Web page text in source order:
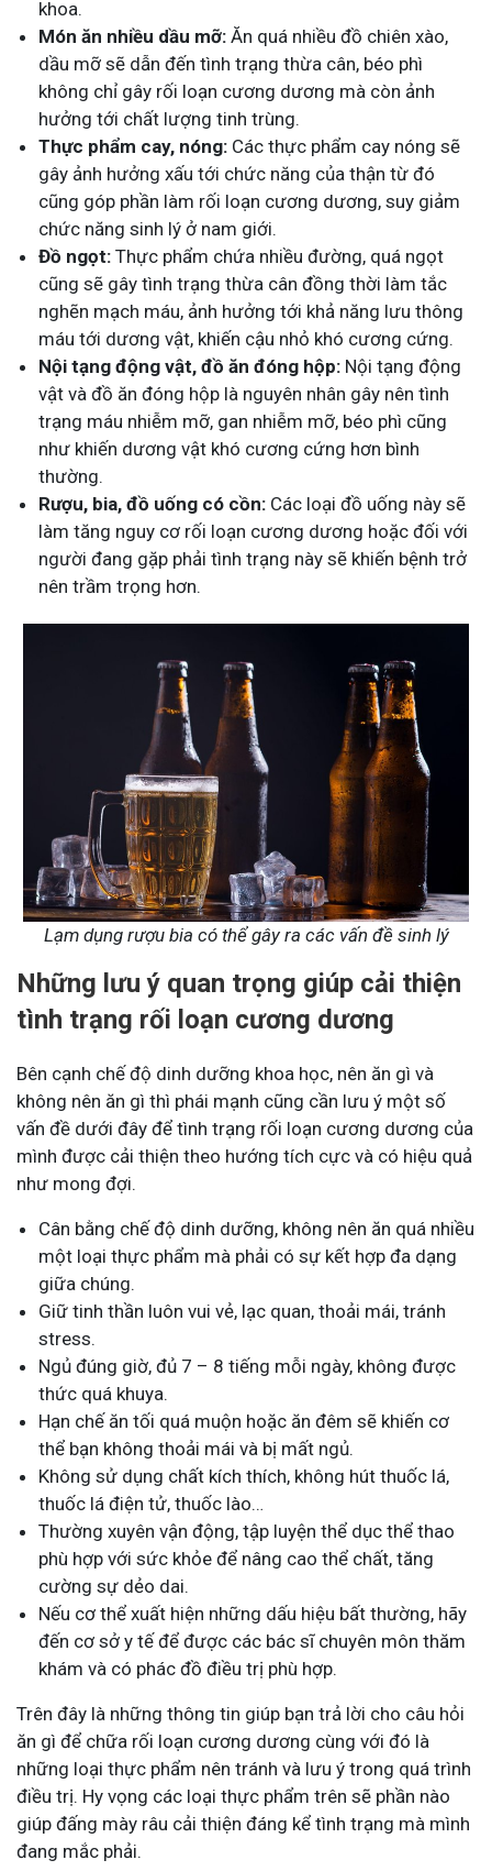
khoa.
Món ăn nhiều dầu mỡ: Ăn quá nhiều đồ chiên xào,
dầu mỡ sẽ dẫn đến tình trạng thừa cân, béo phì
không chỉ gây rối loạn cương dương mà còn ảnh
hưởng tới chất lượng tinh trùng.
Thực phẩm cay, nóng: Các thực phẩm cay nóng sẽ
gây ảnh hưởng xấu tới chức năng của thận từ đó
cũng góp phần làm rối loạn cương dương, suy giảm
chức năng sinh lý ở nam giới.
Đồ ngọt: Thực phẩm chứa nhiều đường, quá ngọt
cũng sẽ gây tình trạng thừa cân đồng thời làm tắc
nghẽn mạch máu, ảnh hưởng tới khả năng lưu thông
máu tới dương vật, khiến cậu nhỏ khó cương cứng.
Nội tạng động vật, đồ ăn đóng hộp: Nội tạng động
vật và đồ ăn đóng hộp là nguyên nhân gây nên tình
trạng máu nhiễm mỡ, gan nhiễm mỡ, béo phì cũng
như khiến dương vật khó cương cứng hơn bình
thường.
Rượu, bia, đồ uống có cồn: Các loại đồ uống này sẽ
làm tăng nguy cơ rối loạn cương dương hoặc đối với
người đang gặp phải tình trạng này sẽ khiến bệnh trở
nên trầm trọng hơn.
Lạm dụng rượu bia có thể gây ra các vấn đề sinh lý
Những lưu ý quan trọng giúp cải thiện
tình trạng rối loạn cương dương
Bên cạnh chế độ dinh dưỡng khoa học, nên ăn gì và
không nên ăn gì thì phái mạnh cũng cần lưu ý một số
vấn đề dưới đây để tình trạng rối loạn cương dương của
mình được cải thiện theo hướng tích cực và có hiệu quả
như mong đợi.
Cân bằng chế độ dinh dưỡng, không nên ăn quá nhiều
một loại thực phẩm mà phải có sự kết hợp đa dạng
giữa chúng.
Giữ tinh thần luôn vui vẻ, lạc quan, thoải mái, tránh
stress.
Ngủ đúng giờ, đủ 7 – 8 tiếng mỗi ngày, không được
thức quá khuya.
Hạn chế ăn tối quá muộn hoặc ăn đêm sẽ khiến cơ
thể bạn không thoải mái và bị mất ngủ.
Không sử dụng chất kích thích, không hút thuốc lá,
thuốc lá điện tử, thuốc lào…
Thường xuyên vận động, tập luyện thể dục thể thao
phù hợp với sức khỏe để nâng cao thể chất, tăng
cường sự dẻo dai.
Nếu cơ thể xuất hiện những dấu hiệu bất thường, hãy
đến cơ sở y tế để được các bác sĩ chuyên môn thăm
khám và có phác đồ điều trị phù hợp.
Trên đây là những thông tin giúp bạn trả lời cho câu hỏi
ăn gì để chữa rối loạn cương dương cùng với đó là
những loại thực phẩm nên tránh và lưu ý trong quá trình
điều trị. Hy vọng các loại thực phẩm trên sẽ phần nào
giúp đấng mày râu cải thiện đáng kể tình trạng mà mình
đang mắc phải.